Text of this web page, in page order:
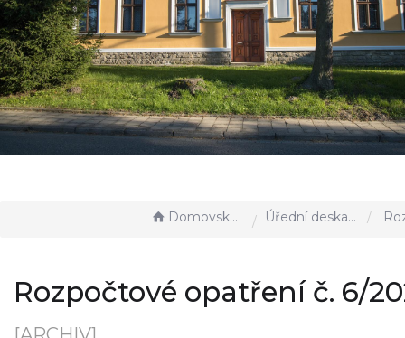
Domovská stránka Úřední deska - EÚD
Rozpočtové opatření č. 6/